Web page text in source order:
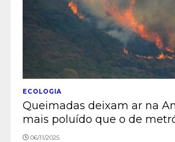
ECOLOGIA
Queimadas deixam ar na
mais poluído que o de
06/11/2025